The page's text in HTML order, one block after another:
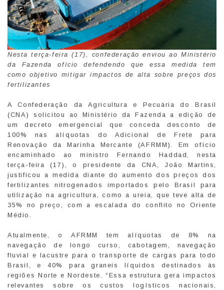
Nesta terça-feira (17), confederação enviou ao Ministério
da Fazenda ofício defendendo que essa medida tem
como objetivo mitigar impactos de alta sobre preços dos
fertilizantes
A Confederação da Agricultura e Pecuária do Brasil
(CNA) solicitou ao Ministério da Fazenda a edição de
um decreto emergencial que conceda desconto de
100% nas alíquotas do Adicional de Frete para
Renovação da Marinha Mercante (AFRMM). Em ofício
encaminhado ao ministro Fernando Haddad, nesta
terça-feira (17), o presidente da CNA, João Martins,
justificou a medida diante do aumento dos preços dos
fertilizantes nitrogenados importados pelo Brasil para
utilização na agricultura, como a ureia, que teve alta de
35% no preço, com a escalada do conflito no Oriente
Médio.
Atualmente, o AFRMM tem alíquotas de 8% na
navegação de longo curso, cabotagem, navegação
fluvial e lacustre para o transporte de cargas para todo
Brasil, e 40% para graneis líquidos destinados às
regiões Norte e Nordeste. “Essa estrutura gera impactos
relevantes sobre os custos logísticos nacionais,